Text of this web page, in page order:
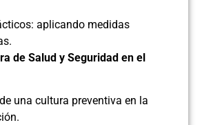
aplicando medidas
de Salud y Seguridad en el
una cultura preventiva en la